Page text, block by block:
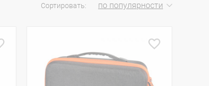
Сортировать: по популярности